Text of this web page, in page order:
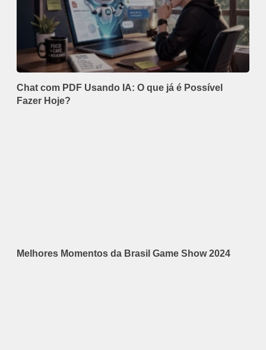
Chat com PDF Usando IA: O que já é Possível
Fazer Hoje?
Melhores Momentos da Brasil Game Show 2024